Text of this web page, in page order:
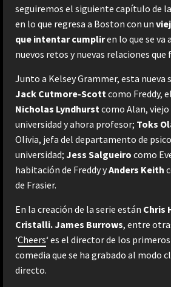
seguiremos el siguiente capítulo de
en lo que regresa a Boston con un
que intentar cumpliren lo que se va
nuevos retos y nuevas relaciones que
Junto a Kelsey Grammer, esta nueva
Jack Cutmore-Scott como Freddy,
Nicholas Lyndhurst como Alan,
universidad y ahora profesor; Toks
Olivia, jefa del departamento de
universidad; Jess Salgueiro como
habitación de Freddy yAnders Keith
de Frasier.
En la creación de la serie están Chris
Cristalli. James Burrows, entre
‘Cheers‘ es el director de los
comedia que se ha grabado al modo
directo.